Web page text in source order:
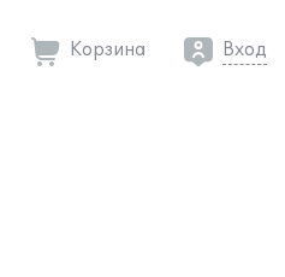
Корзина Вход